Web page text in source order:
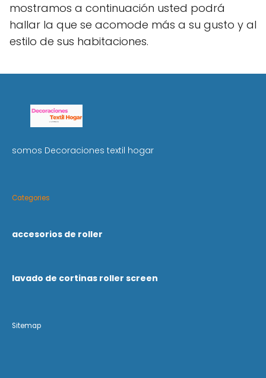
mostramos a continuación usted podrá
hallar la que se acomode más a su gusto y al
estilo de sus habitaciones.
somos Decoraciones textil hogar
Categories
accesorios de roller
lavado de cortinas roller screen
Sitemap